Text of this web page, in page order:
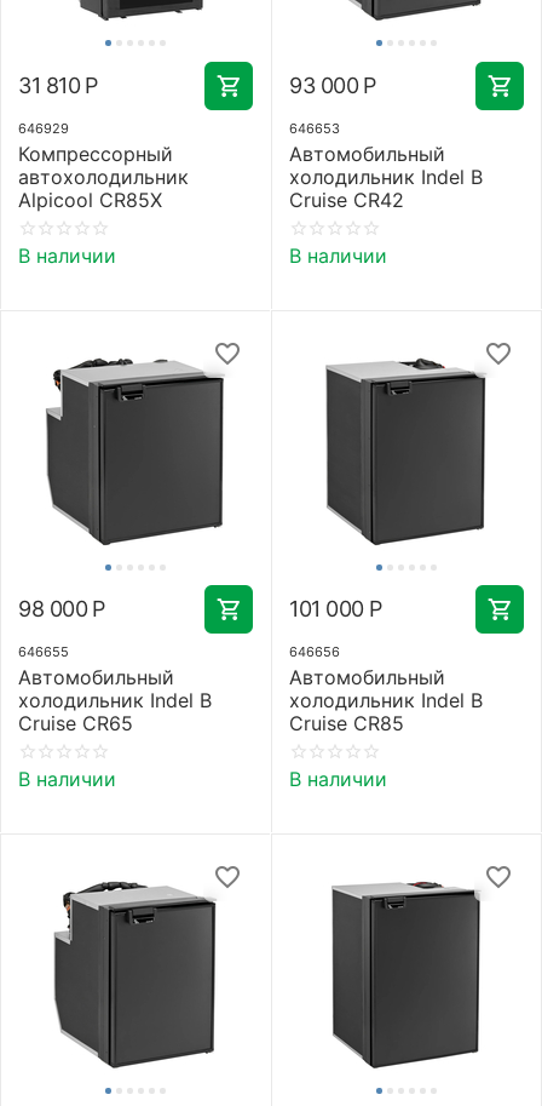
31 810 Р
646929
Компрессорный
автохолодильник
Alpicool CR85X
В наличии
93 000 Р
646653
Автомобильный
холодильник Indel B
Cruise CR42
В наличии
98 000 Р
646655
Автомобильный
холодильник Indel B
Cruise CR65
В наличии
101 000 Р
646656
Автомобильный
холодильник Indel B
Cruise CR85
В наличии